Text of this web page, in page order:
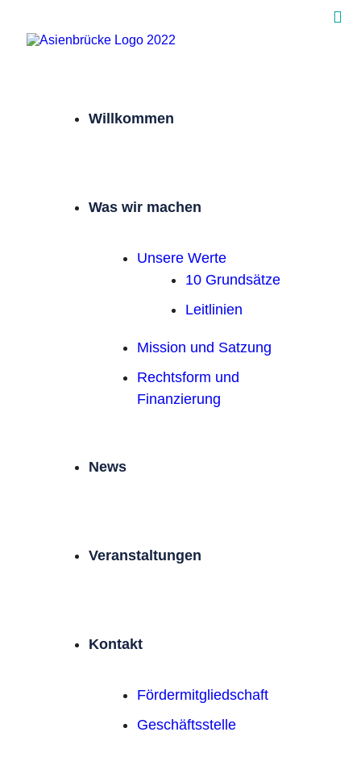
Willkommen
Was wir machen
Unsere Werte
10 Grundsätze
Leitlinien
Mission und Satzung
Rechtsform und
Finanzierung
News
Veranstaltungen
Kontakt
Förder­mitgliedschaft
Geschäftsstelle